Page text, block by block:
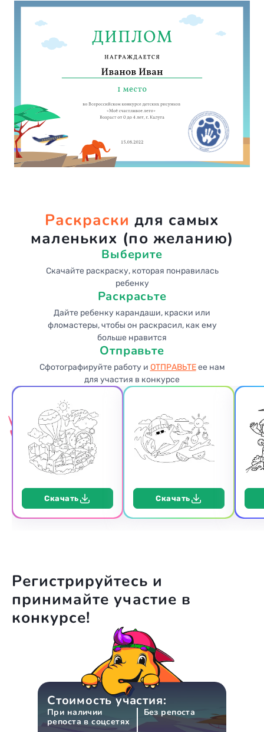
Раскраски для самых
маленьких (по желанию)
Выберите
Скачайте раскраску, которая понравилась
ребенку
Раскрасьте
Дайте ребенку карандаши, краски или
фломастеры, чтобы он раскрасил, как ему
больше нравится
Отправьте
Сфотографируйте работу и ОТПРАВЬТЕ ее нам
для участия в конкурсе
Скачать Скачать
Регистрируйтесь и
принимайте участие в
конкурсе!
Стоимость участия:
При наличии
репоста в соцсетях
Без репоста